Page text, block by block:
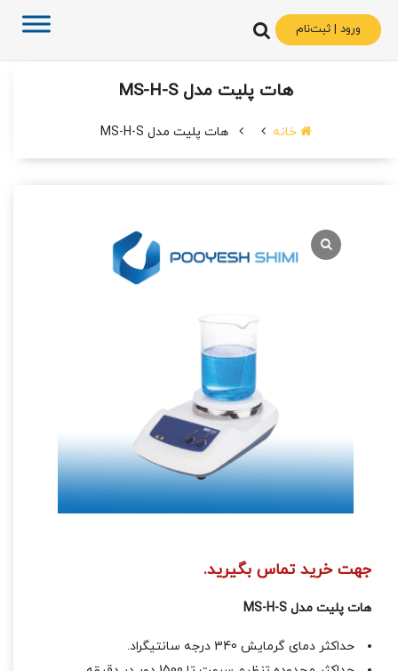
ورود | ثبت‌نام
هات پلیت مدل MS-H-S
خانه هات پلیت مدل MS-H-S
جهت خرید تماس بگیرید.
هات پلیت مدل MS-H-S
حداکثر دمای گرمایش 340 درجه سانتیگراد.